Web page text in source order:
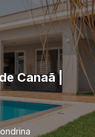
Canaã |